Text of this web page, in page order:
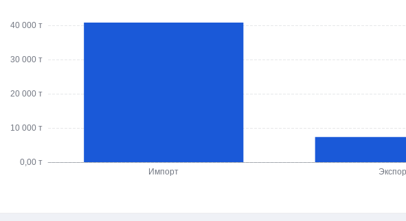
0,00 т
10 000 т
20 000 т
30 000 т
40 000 т
Импорт